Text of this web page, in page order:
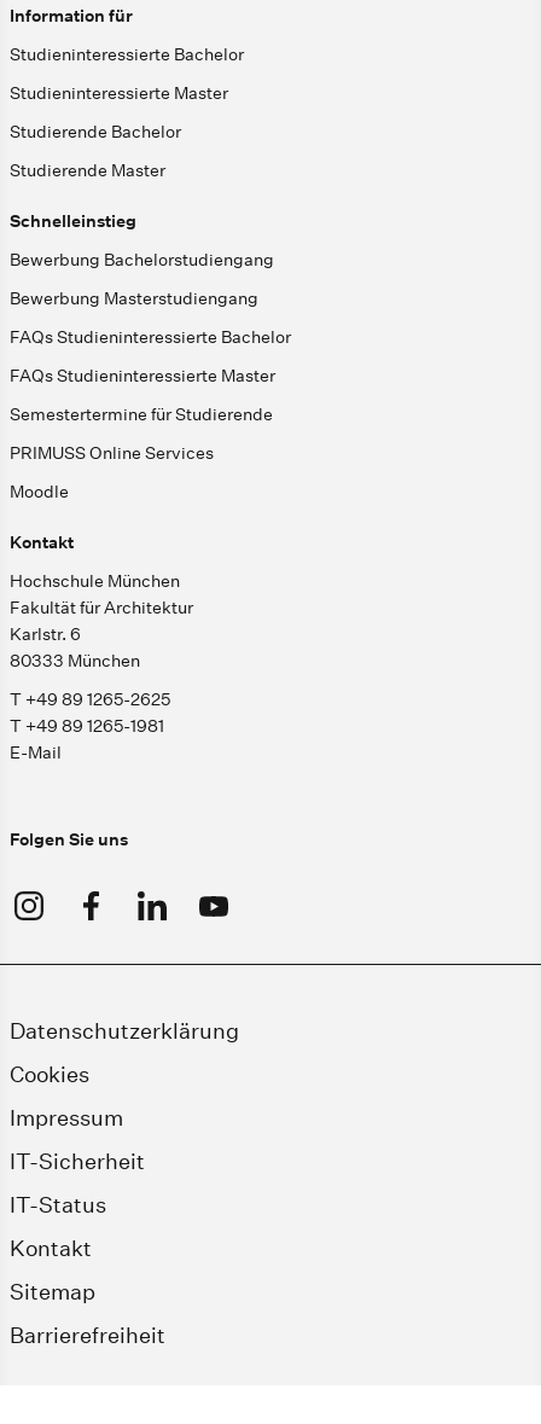
Information für
Studieninteressierte Bachelor
Studieninteressierte Master
Studierende Bachelor
Studierende Master
Schnelleinstieg
Bewerbung Bachelorstudiengang
Bewerbung Masterstudiengang
FAQs Studieninteressierte Bachelor
FAQs Studieninteressierte Master
Semestertermine für Studierende
PRIMUSS Online Services
Moodle
Kontakt
Hochschule München
Fakultät für Architektur
Karlstr. 6
80333 München
T +49 89 1265-2625
T +49 89 1265-1981
E-Mail
Folgen Sie uns
Datenschutzerklärung
Cookies
Impressum
IT-Sicherheit
IT-Status
Kontakt
Sitemap
Barrierefreiheit